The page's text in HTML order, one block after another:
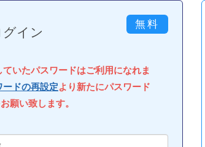
イン
いたパスワードはご利用になれま
ードの再設定より新たにパスワード
願い致します。